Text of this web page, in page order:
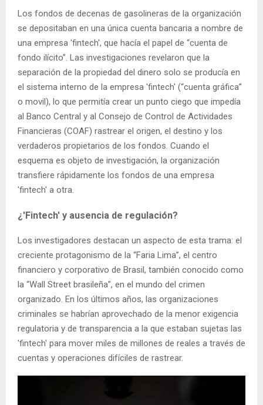
Los fondos de decenas de gasolineras de la organización
se depositaban en una única cuenta bancaria a nombre de
una empresa 'fintech', que hacía el papel de “cuenta de
fondo ilícito”. Las investigaciones revelaron que la
separación de la propiedad del dinero solo se producía en
el sistema interno de la empresa 'fintech' (“cuenta gráfica”
o movil), lo que permitía crear un punto ciego que impedía
al Banco Central y al Consejo de Control de Actividades
Financieras (COAF) rastrear el origen, el destino y los
verdaderos propietarios de los fondos. Cuando el
esquema es objeto de investigación, la organización
transfiere rápidamente los fondos de una empresa
'fintech' a otra.
¿'Fintech' y ausencia de regulación?
Los investigadores destacan un aspecto de esta trama: el
creciente protagonismo de la “Faria Lima”, el centro
financiero y corporativo de Brasil, también conocido como
la “Wall Street brasileña”, en el mundo del crimen
organizado. En los últimos años, las organizaciones
criminales se habrían aprovechado de la menor exigencia
regulatoria y de transparencia a la que estaban sujetas las
'fintech' para mover miles de millones de reales a través de
cuentas y operaciones difíciles de rastrear.